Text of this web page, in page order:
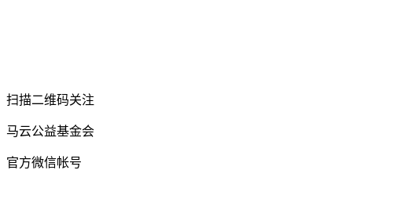
扫描二维码关注
马云公益基金会
官方微信帐号